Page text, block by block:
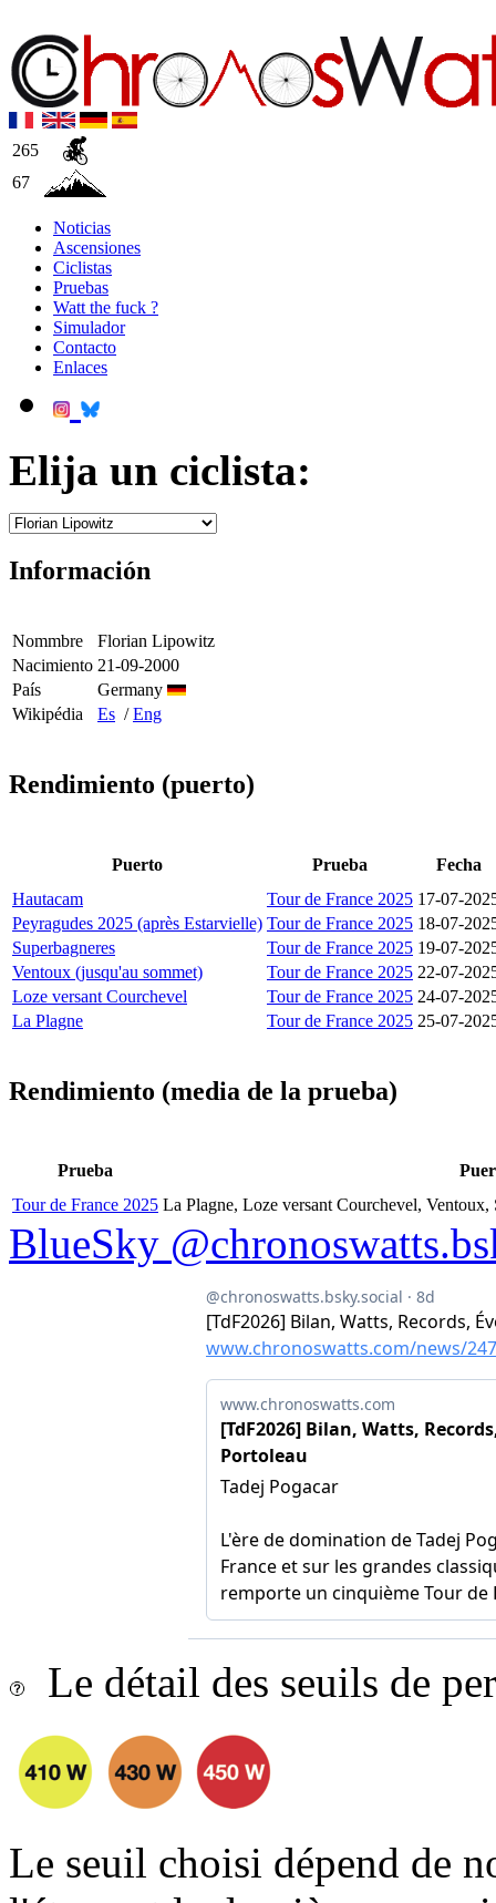
265
67
Noticias
Ascensiones
Ciclistas
Pruebas
Watt the fuck ?
Simulador
Contacto
Enlaces
Elija un ciclista:
Información
Nommbre
Florian Lipowitz
Nacimiento 21-09-2000
País
Germany
Wikipédia
Es /Eng
Rendimiento (puerto)
Puerto Prueba
Fecha
Hautacam
Tour de France 2025 17-07-
Peyragudes 2025 (après Estarvielle) Tour de France 2025 18-07-
Superbagneres
Tour de France 2025 19-07-
Ventoux (jusqu'au sommet)
Tour de France 2025 22-07-
Loze versant Courchevel
Tour de France 2025 24-07-
La Plagne
Tour de France 2025 25-07-
Rendimiento (media de la prueba)
Prueba
Tour de France 2025 La Plagne, Loze versant Courchevel, Ventoux,
BlueSky
Le détail des seuils de
Le seuil choisi dépend de